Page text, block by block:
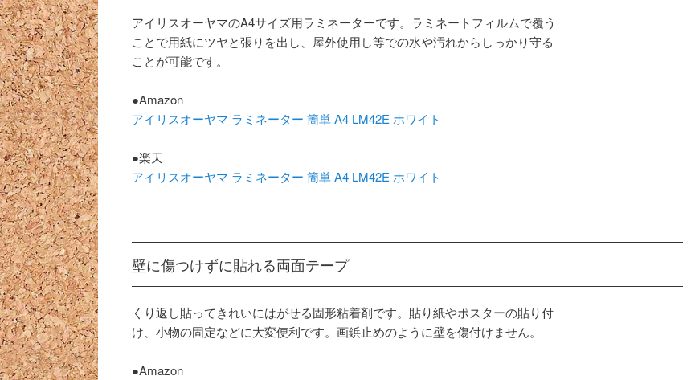
アイリスオーヤマのA4サイズ用ラミネーターです。ラミネートフィルムで覆う
ことで用紙にツヤと張りを出し、屋外使用し等での水や汚れからしっかり守る
ことが可能です。
●Amazon
アイリスオーヤマ ラミネーター 簡単 A4 LM42E ホワイト
●楽天
アイリスオーヤマ ラミネーター 簡単 A4 LM42E ホワイト
壁に傷つけずに貼れる両面テープ
くり返し貼ってきれいにはがせる固形粘着剤です。貼り紙やポスターの貼り付
け、小物の固定などに大変便利です。画鋲止めのように壁を傷付けません。
●Amazon